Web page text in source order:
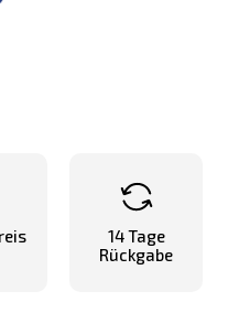
14 Tage
Rückgabe